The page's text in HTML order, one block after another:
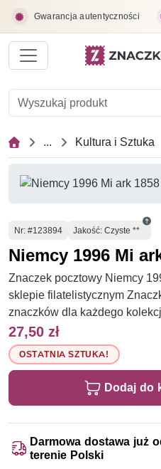
Gwarancja autentyczności
... Kultura i Sztuka
Numer
Nr: #123894 Jakość: Czyste **
Niemcy 1996 Mi
Znaczek pocztowy Niemcy
sklepie filatelistycznym
znaczków dla każdego
27,50 zł
OSTATNIA SZTUKA!
Dodaj do
Darmowa dostawa już
terenie Polski